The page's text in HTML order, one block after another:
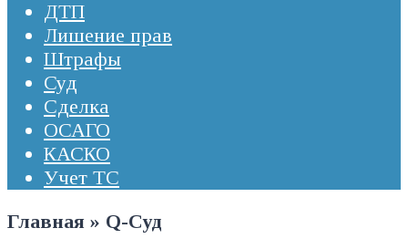
ДТП
Лишение прав
Штрафы
Суд
Сделка
ОСАГО
КАСКО
Учет ТС
Главная » Q-Суд